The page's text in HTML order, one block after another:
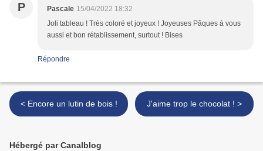
P Pascale 15/04/2022 18:32
Joli tableau ! Très coloré et joyeux ! Joyeuses Pâques à vous
aussi et bon rétablissement, surtout ! Bises
Répondre
< Encore un lutin de bois ! J'aime trop le chocolat ! >
Hébergé par Canalblog